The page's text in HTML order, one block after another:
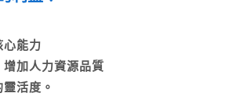
心能力
增加人力資源品質
活度。